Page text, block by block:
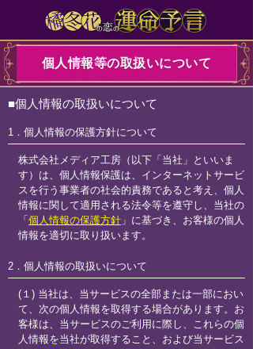
個人情報等の取扱いについて
■個人情報の取扱いについて
1．個人情報の保護方針について
株式会社メディア工房（以下「当社」といいま
す）は、個人情報保護は、インターネットサービ
スを行う事業者の社会的責務であると考え、個人
情報に関して適用される法令等を遵守し、当社の
「 個人情報の保護方針 」に基づき、お客様の個人
情報を適切に取り扱います。
2．個人情報の取扱いについて
(１) 当社は、当サービスの全部または一部におい
て、次の個人情報を取得する場合があります。お
客様は、当サービスのご利用に際し、これらの個
人情報を当社が取得すること、および当サービス